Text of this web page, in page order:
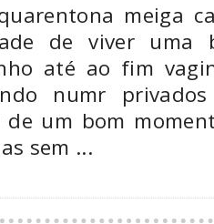
meiga
de viver uma
até ao fim
numr
um bom
sem ...